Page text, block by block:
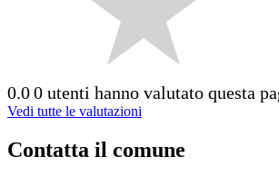
0.00 utenti hanno valutato questa
Vedi tutte le valutazioni
Contatta il comune